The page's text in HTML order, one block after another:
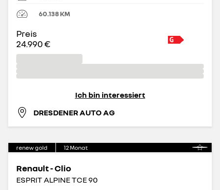
60.138KM
Preis
24.990 €
Ich bin interessiert
DRESDENER AUTO AG
renew gold 12Monat
Renault - Clio
ESPRIT ALPINE TCE 90